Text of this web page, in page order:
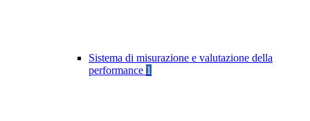
Sistema di misurazione e valutazione della
performance 1